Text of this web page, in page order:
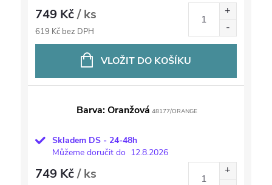
749 Kč/ ks
619 Kč bez DPH
VLOŽIT DO KOŠÍKU
Barva: Oranžová 48177/ORANGE
Skladem DS - 24-48h
Můžeme doručit do 12.8.2026
749 Kč/ ks